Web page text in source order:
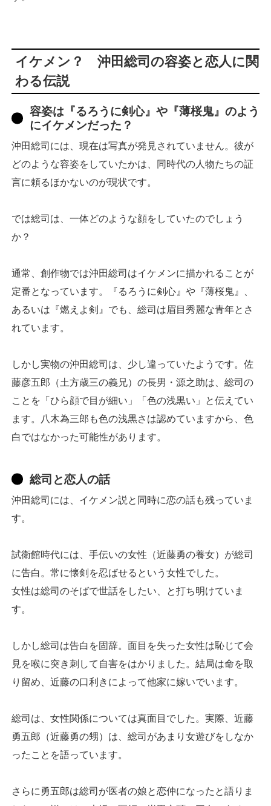
イケメン？ 沖田総司の容姿と恋人に関
わる伝説
容姿は『るろうに剣心』や『薄桜鬼』のよう
にイケメンだった？
沖田総司には、現在は写真が発見されていません。彼が
どのような容姿をしていたかは、同時代の人物たちの証
言に頼るほかないのが現状です。
では総司は、一体どのような顔をしていたのでしょう
か？
通常、創作物では沖田総司はイケメンに描かれることが
定番となっています。『るろうに剣心』や『薄桜鬼』、
あるいは『燃えよ剣』でも、総司は眉目秀麗な青年とさ
れています。
しかし実物の沖田総司は、少し違っていたようです。佐
藤彦五郎（土方歳三の義兄）の長男・源之助は、総司の
ことを「ひら顔で目が細い」「色の浅黒い」と伝えてい
ます。八木為三郎も色の浅黒さは認めていますから、色
白ではなかった可能性があります。
総司と恋人の話
沖田総司には、イケメン説と同時に恋の話も残っていま
す。
試衛館時代には、手伝いの女性（近藤勇の養女）が総司
に告白。常に懐剣を忍ばせるという女性でした。
女性は総司のそばで世話をしたい、と打ち明けていま
す。
しかし総司は告白を固辞。面目を失った女性は恥じて会
見を喉に突き刺して自害をはかりました。結局は命を取
り留め、近藤の口利きによって他家に嫁いでいます。
総司は、女性関係については真面目でした。実際、近藤
勇五郎（近藤勇の甥）は、総司があまり女遊びをしなか
ったことを語っています。
さらに勇五郎は総司が医者の娘と恋仲になったと語りま